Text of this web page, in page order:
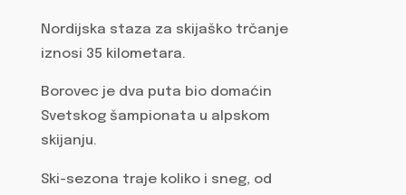
Nordijska staza za skijaško trčanje
iznosi 35 kilometara.
Borovec je dva puta bio domaćin
Svetskog šampionata u alpskom
skijanju.
Ski-sezona traje koliko i sneg, od